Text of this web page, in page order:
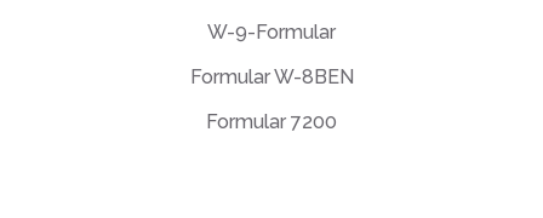
W-9-Formular
Formular W-8BEN
Formular 7200